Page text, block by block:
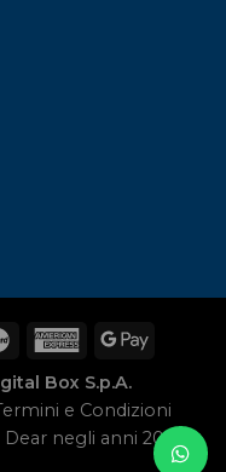
Box S.p.A.
e Condizioni
Dear negli anni 2020 e